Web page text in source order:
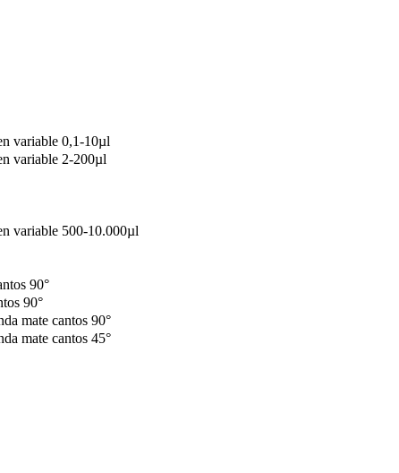
variable 0,1-10µl
variable 2-200µl
variable 500-10.000µl
90°
90°
mate cantos 90°
mate cantos 45°